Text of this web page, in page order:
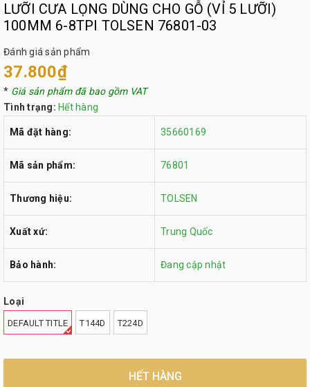
LƯỠI CƯA LỌNG DÙNG CHO GỖ (VỈ 5 LƯỠI)
100MM 6-8TPI TOLSEN 76801-03
Đánh giá sản phẩm
37.800₫
* Giá sản phẩm đã bao gồm VAT
Tình trạng: Hết hàng
Mã đặt hàng: 35660169
Mã sản phẩm: 76801
Thương hiệu: TOLSEN
Xuất xứ: Trung Quốc
Bảo hành: Đang cập nhật
Loại
DEFAULT TITLE T144D T224D
HẾT HÀNG